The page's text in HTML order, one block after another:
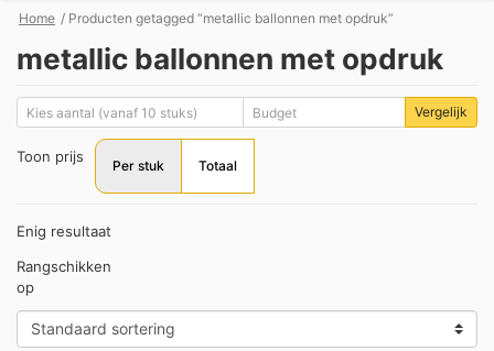
Home / Producten getagged “metallic ballonnen met opdruk”
metallic ballonnen met opdruk
Vergelijk
Toon prijs
Per stuk Totaal
Enig resultaat
Rangschikken
op